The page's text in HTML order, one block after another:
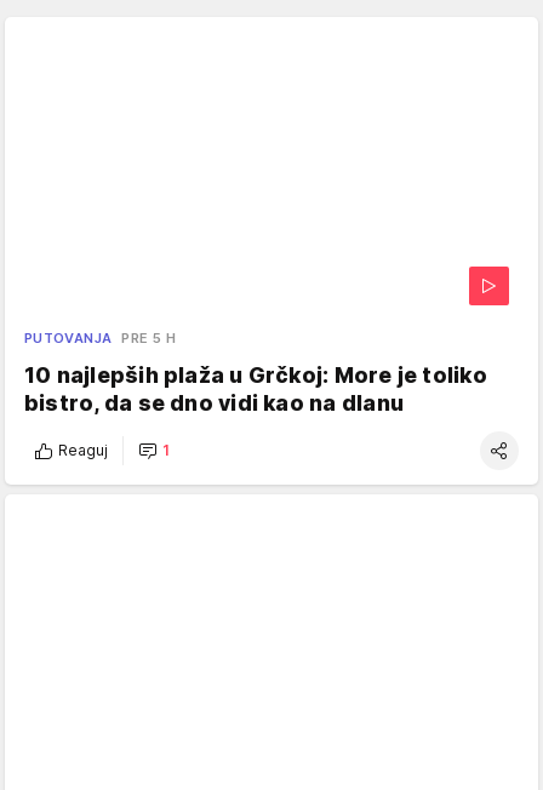
PUTOVANJA PRE 5 H
10 najlepših plaža u Grčkoj: More je toliko
bistro, da se dno vidi kao na dlanu
Reaguj 1